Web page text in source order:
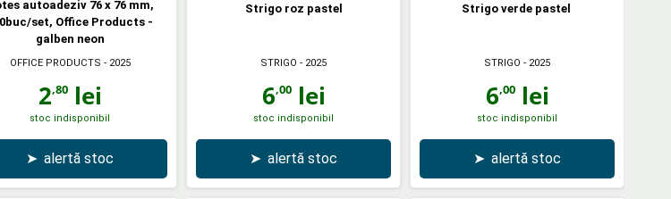
autoadeziv 76 x 76 mm,
set, Office Products -
galben neon
OFFICE PRODUCTS - 2025
2,80lei
stoc indisponibil
➤ alertă stoc
Strigo roz pastel
STRIGO - 2025
6,00lei
stoc indisponibil
➤ alertă stoc
Strigo verde pastel
STRIGO - 2025
6,00lei
stoc indisponibil
➤ alertă stoc